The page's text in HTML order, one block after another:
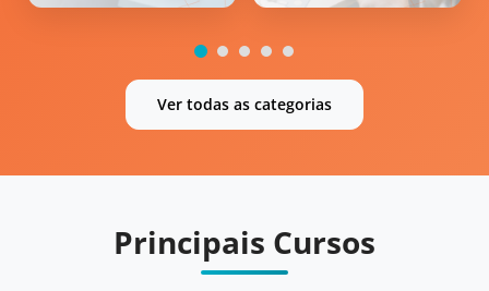
Ver todas as categorias
Principais Cursos